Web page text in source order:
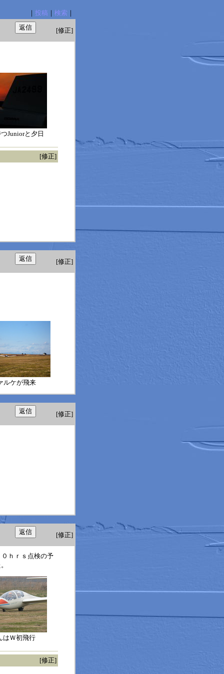
｜ 投稿 ｜ 検索 ｜
[修正]
Juniorと夕日
[修正]
[修正]
ルケが飛来
[修正]
[修正]
ｈｒｓ点検の予
はＷ初飛行
[修正]